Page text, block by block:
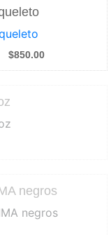
$850.00
negros